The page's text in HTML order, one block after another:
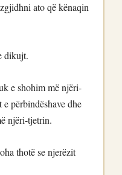
ato që kënaqin
dikujt.
e shohim më njëri-
përbindëshave dhe
njëri-tjetrin.
thotë se njerëzit